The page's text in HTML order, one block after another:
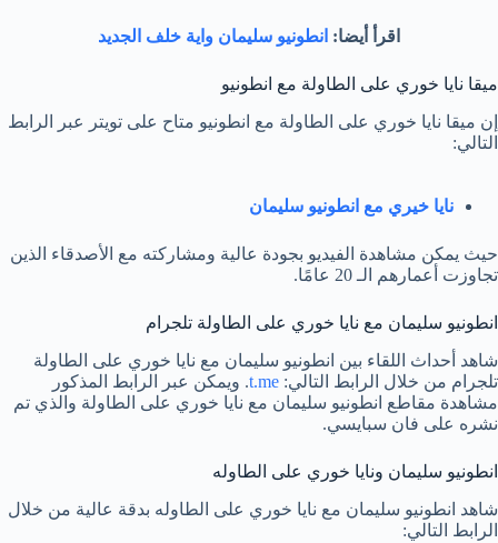
اقرأ أيضا: انطونيو سليمان واية خلف الجديد
ميقا نايا خوري على الطاولة مع انطونيو
إن ميقا نايا خوري على الطاولة مع انطونيو متاح على تويتر عبر الرابط
التالي:
نايا خيري مع انطونيو سليمان
حيث يمكن مشاهدة الفيديو بجودة عالية ومشاركته مع الأصدقاء الذين
تجاوزت أعمارهم الـ 20 عامًا.
انطونيو سليمان مع نايا خوري على الطاولة تلجرام
شاهد أحداث اللقاء بين انطونيو سليمان مع نايا خوري على الطاولة
تلجرام من خلال الرابط التالي: t.me. ويمكن عبر الرابط المذكور
مشاهدة مقاطع انطونيو سليمان مع نايا خوري على الطاولة والذي تم
نشره على فان سبايسي.
انطونيو سليمان ونايا خوري على الطاوله
شاهد انطونيو سليمان مع نايا خوري على الطاوله بدقة عالية من خلال
الرابط التالي: